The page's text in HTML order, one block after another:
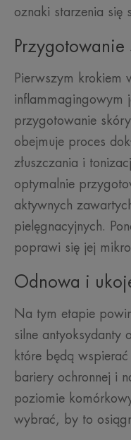
oznaki starzenia się
Pierwszym krokiem
inflammagingowym
przygotowanie
obejmuje proces
złuszczania i
optymalnie
aktywnych
pielęgnacyjnych.
poprawi się jej
Odnowa i
Na tym etapie
silne antyoksydanty
które będą
bariery ochronnej i
poziomie
wybrać, by to